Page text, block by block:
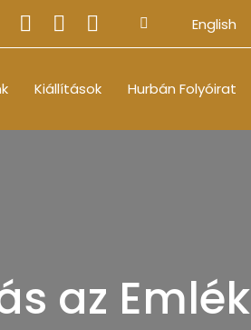
English
Kiállítások Hurbán Folyóirat
az